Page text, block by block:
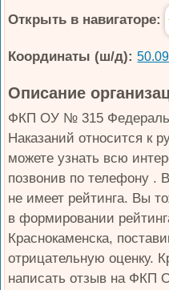
Открыть в навигаторе:
Координаты (ш/д):
Описание
ФКП ОУ № 315
Наказаний относится к
можете узнать всю
позвонив по телефону .
не имеет рейтинга. Вы
в формировании
Краснокаменска,
отрицательную оценку.
написать отзыв на ФКП